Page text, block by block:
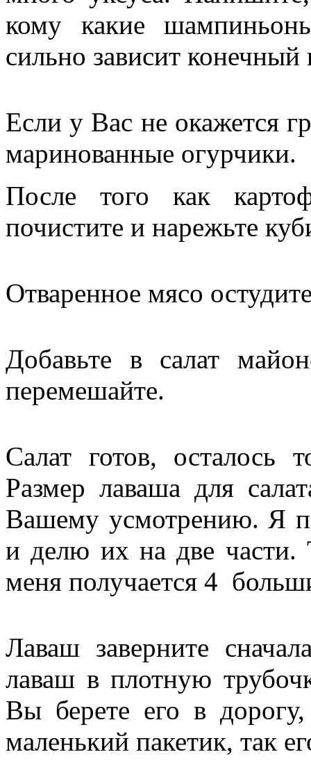
кому какие
сильно зависит конечный
Если у Вас не окажется
маринованные огурчики.
После того как
почистите и нарежьте
Отваренное мясо
Добавьте в салат
перемешайте.
Салат готов, осталось
Размер лаваша для
Вашему усмотрению. Я
и делю их на две части.
меня получается 4
Лаваш заверните
лаваш в плотную
Вы берете его в
маленький пакетик, так